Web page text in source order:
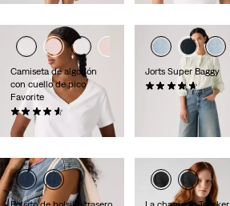
Camiseta de algodón
con cuello de pico
Favorite
35,00 €
Jorts Super Baggy
(125)